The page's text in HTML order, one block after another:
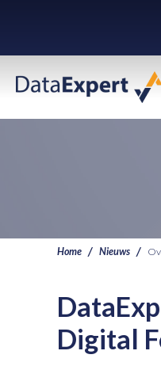
Home Nieuws
Digital